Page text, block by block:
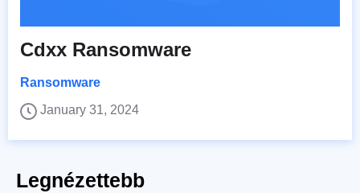
Cdxx Ransomware
Ransomware
January 31, 2024
Legnézettebb